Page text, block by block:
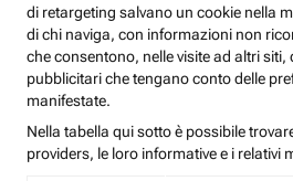
di retargeting salvano un cookie nella
di chi naviga, con informazioni non
che consentono, nelle visite ad altri
pubblicitari che tengano conto delle
manifestate.
Nella tabella qui sotto è possibile
providers, le loro informative e i relativi